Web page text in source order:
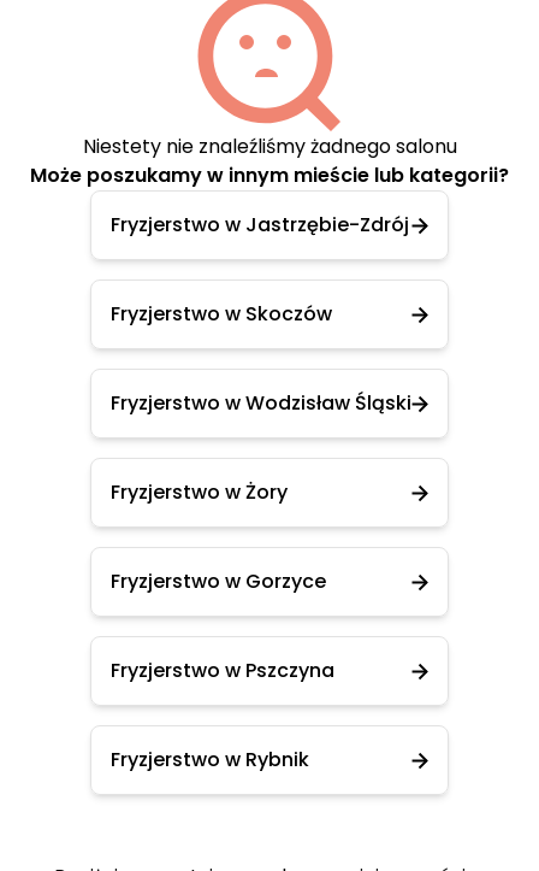
Niestety nie znaleźliśmy żadnego salonu
Może poszukamy w innym mieście lub kategorii?
Fryzjerstwo w Jastrzębie-Zdrój
Fryzjerstwo w Skoczów
Fryzjerstwo w Wodzisław Śląski
Fryzjerstwo w Żory
Fryzjerstwo w Gorzyce
Fryzjerstwo w Pszczyna
Fryzjerstwo w Rybnik